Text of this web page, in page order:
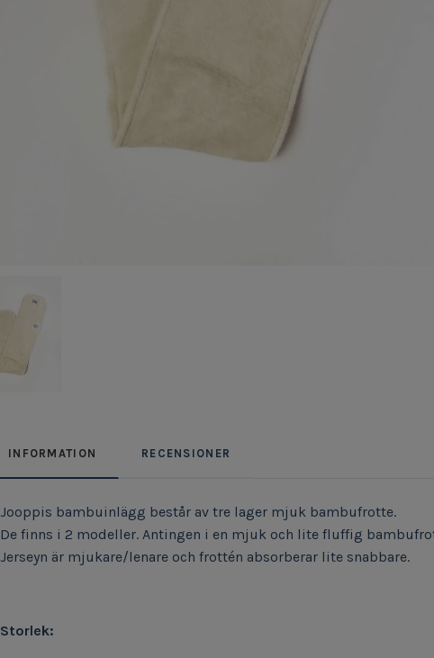
INFORMATION RECENSIONER
Jooppis bambuinlägg består av tre lager mjuk bambufrotte.
De finns i 2 modeller. Antingen i en mjuk och lite fluffig
Jerseyn är mjukare/lenare och frottén absorberar lite snabbare.
Storlek: